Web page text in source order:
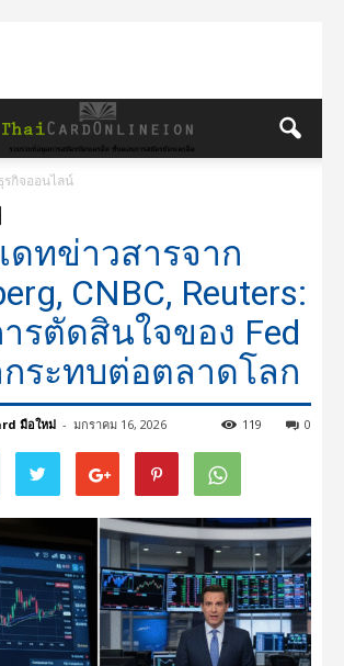
กิจออนไลน์
ดทข่าวสารจาก
CNBC, Reuters:
รตัดสินใจของ Fed
ระทบต่อตลาดโลก
มือใหม่ - มกราคม 16, 2026 0
119